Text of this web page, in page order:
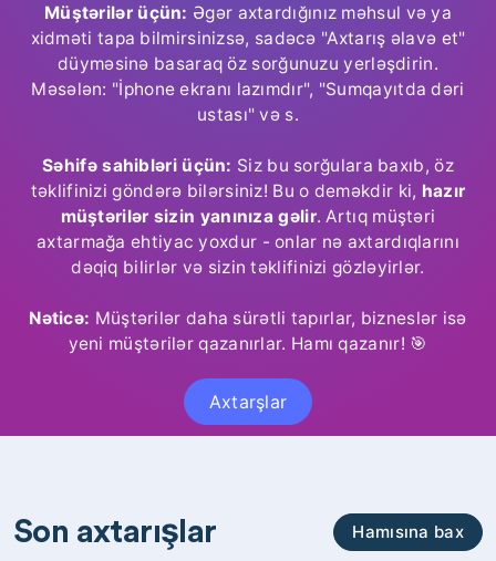
Müştərilər üçün: Əgər axtardığınız məhsul və ya
xidməti tapa bilmirsinizsə, sadəcə "Axtarış əlavə et"
düyməsinə basaraq öz sorğunuzu yerləşdirin.
Məsələn: "İphone ekranı lazımdır", "Sumqayıtda dəri
ustası" və s.
Səhifə sahibləri üçün: Siz bu sorğulara baxıb, öz
təklifinizi göndərə bilərsiniz! Bu o deməkdir ki, hazır
müştərilər sizin yanınıza gəlir. Artıq müştəri
axtarmağa ehtiyac yoxdur - onlar nə axtardıqlarını
dəqiq bilirlər və sizin təklifinizi gözləyirlər.
Nəticə: Müştərilər daha sürətli tapırlar, bizneslər isə
yeni müştərilər qazanırlar. Hamı qazanır! 🎯
Axtarşlar
Son axtarışlar Hamısına bax